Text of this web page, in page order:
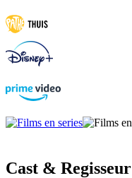
Cast & Regisseur